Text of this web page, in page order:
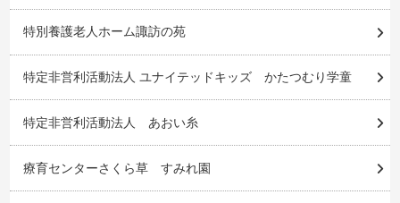
特別養護老人ホーム諏訪の苑
特定非営利活動法人 ユナイテッドキッズ かたつむり学童
特定非営利活動法人 あおい糸
療育センターさくら草 すみれ園